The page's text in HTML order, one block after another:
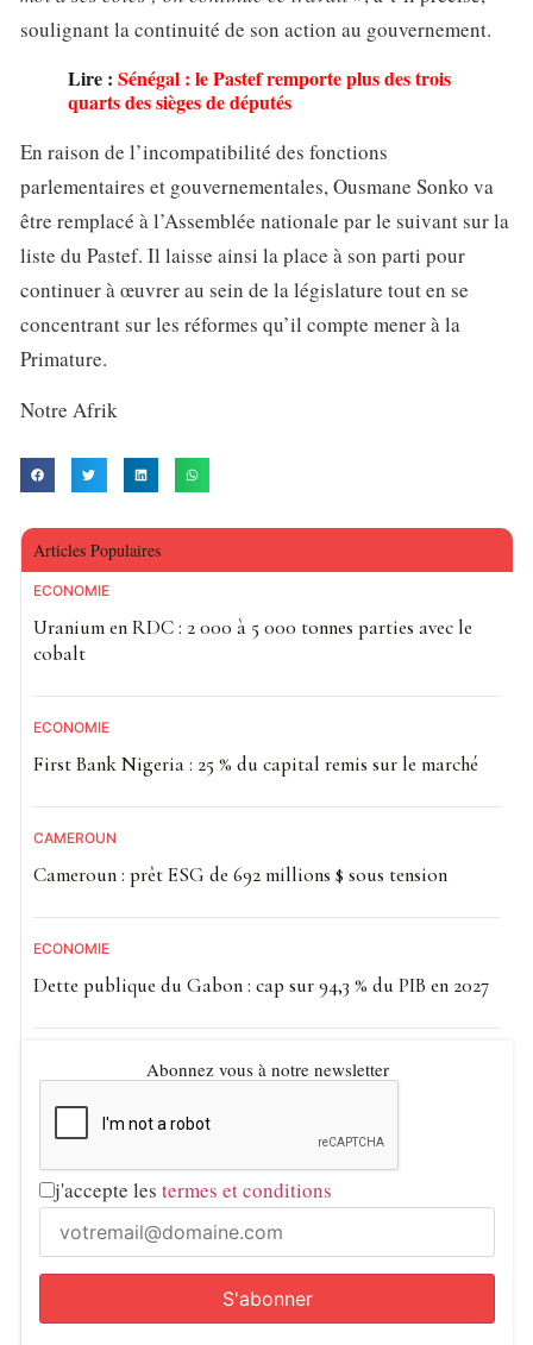
soulignant la continuité de son action au gouvernement.
Lire : Sénégal : le Pastef remporte plus des trois
quarts des sièges de députés
En raison de l’incompatibilité des fonctions
parlementaires et gouvernementales, Ousmane Sonko va
être remplacé à l’Assemblée nationale par le suivant sur la
liste du Pastef. Il laisse ainsi la place à son parti pour
continuer à œuvrer au sein de la législature tout en se
concentrant sur les réformes qu’il compte mener à la
Primature.
Notre Afrik
Articles Populaires
ECONOMIE
Uranium en RDC : 2 000 à 5 000 tonnes parties avec le
cobalt
ECONOMIE
First Bank Nigeria : 25 % du capital remis sur le marché
CAMEROUN
Cameroun : prêt ESG de 692 millions $ sous tension
ECONOMIE
Dette publique du Gabon : cap sur 94,3 % du PIB en 2027
Abonnez vous à notre newsletter
j'accepte les termes et conditions